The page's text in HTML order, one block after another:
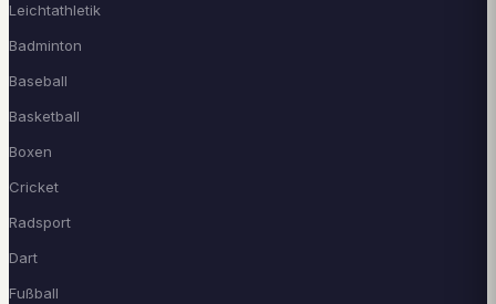
Leichtathletik
Badminton
Baseball
Basketball
Boxen
Cricket
Radsport
Dart
Fußball